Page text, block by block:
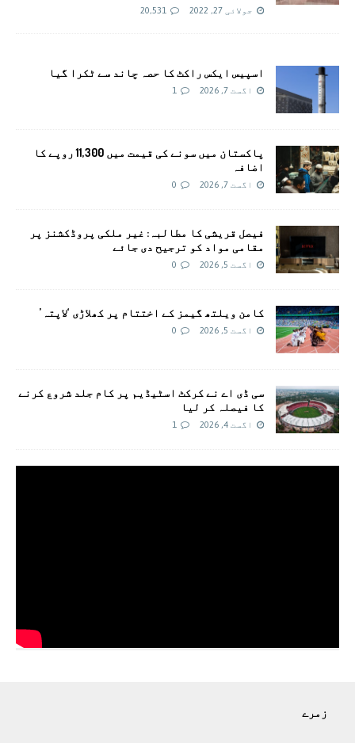
جولائی 27, 2022 20,531
اسپیس ایکس راکٹ کا حصہ چاند سے ٹکرا گیا
اگست 7, 2026 1
پاکستان میں سونے کی قیمت میں 11,300 روپے کا
اضافہ
اگست 7, 2026 0
فیصل قریشی کا مطالبہ: غیر ملکی پروڈکشنز پر
مقامی مواد کو ترجیح دی جائے
اگست 5, 2026 0
کامن ویلتھ گیمز کے اختتام پر کھلاڑی ‘لاپتہ’
اگست 5, 2026 0
سی ڈی اے نے کرکٹ اسٹیڈیم پر کام جلد شروع کرنے
کا فیصلہ کر لیا
اگست 4, 2026 1
زمرے